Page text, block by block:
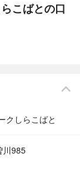
こばとの口
クしらこばと
川985